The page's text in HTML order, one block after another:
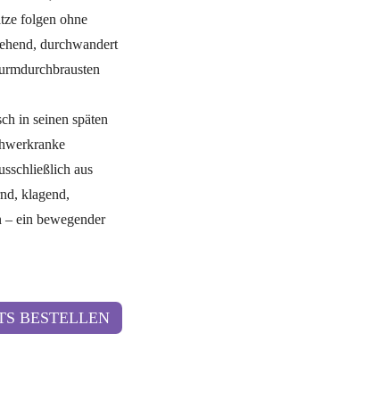
folgen ohne
durchwandert
in seinen späten
aus
klagend,
ein bewegender
BESTELLEN